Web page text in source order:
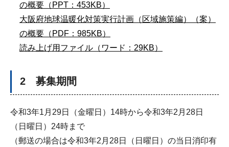
の概要（PPT：453KB）
大阪府地球温暖化対策実行計画（区域施策編）（案）
の概要（PDF：985KB）
読み上げ用ファイル（ワード：29KB）
2 募集期間
令和3年1月29日（金曜日）14時から令和3年2月28日
（日曜日）24時まで
（郵送の場合は令和3年2月28日（日曜日）の当日消印有